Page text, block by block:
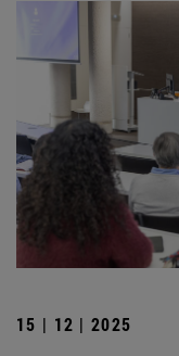
15 | 12 | 2025